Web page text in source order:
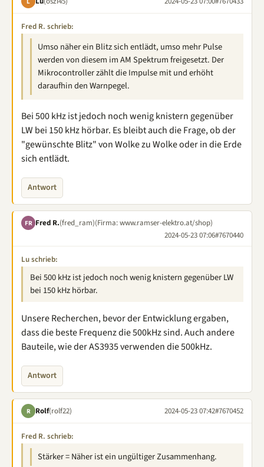
Fred R. schrieb:
Umso näher ein Blitz sich entlädt, umso mehr Pulse
werden von diesem im AM Spektrum freigesetzt. Der
Mikrocontroller zählt die Impulse mit und erhöht
daraufhin den Warnpegel.
Bei 500 kHz ist jedoch noch wenig knistern gegenüber
LW bei 150 kHz hörbar. Es bleibt auch die Frage, ob der
"gewünschte Blitz" von Wolke zu Wolke oder in die Erde
sich entlädt.
Antwort
FR Fred R.(fred_ram)(Firma: www.ramser-elektro.at/shop)
2024-05-23 07:06#7670440
Lu schrieb:
Bei 500 kHz ist jedoch noch wenig knistern gegenüber LW
bei 150 kHz hörbar.
Unsere Recherchen, bevor der Entwicklung ergaben,
dass die beste Frequenz die 500kHz sind. Auch andere
Bauteile, wie der AS3935 verwenden die 500kHz.
Antwort
R Rolf(rolf22) 2024-05-23 07:42#7670452
Fred R. schrieb:
Stärker = Näher ist ein ungültiger Zusammenhang.